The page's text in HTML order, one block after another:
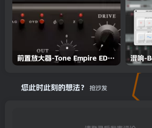
前置放大器-Tone Empire EDYNpre v1.0.2 Incl Patched and Emulator-R2R
您此时此刻的想法？ 抢沙发